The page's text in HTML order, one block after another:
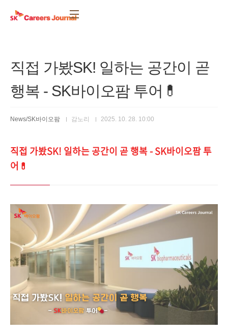
직접 가봤SK! 일하는 공간이 곧
행복 - SK바이오팜 투어💊
News/SK바이오팜 감노리 2025. 10. 28. 10:00
직접 가봤SK! 일하는 공간이 곧 행복 - SK바이오팜 투
어💊